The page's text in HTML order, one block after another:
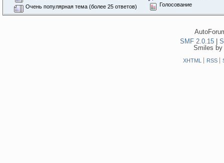
Очень популярная тема (более 25 ответов)
Голосование
SMF 2.0.15
Smiles
XHTML RSS